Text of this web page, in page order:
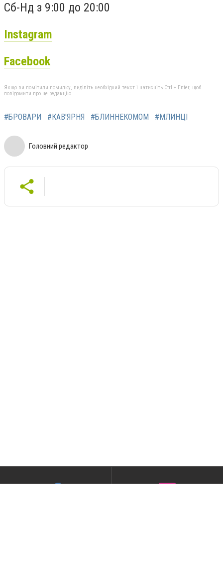
Сб-Нд з 9:00 до 20:00
Instagram
Facebook
Якщо ви помітили помилку, виділіть необхідний текст і натисніть Ctrl + Enter, щоб
повідомити про це редакцію
#БРОВАРИ #КАВ'ЯРНЯ #БЛИННЕКОМОМ #МЛИНЦІ
Головний редактор